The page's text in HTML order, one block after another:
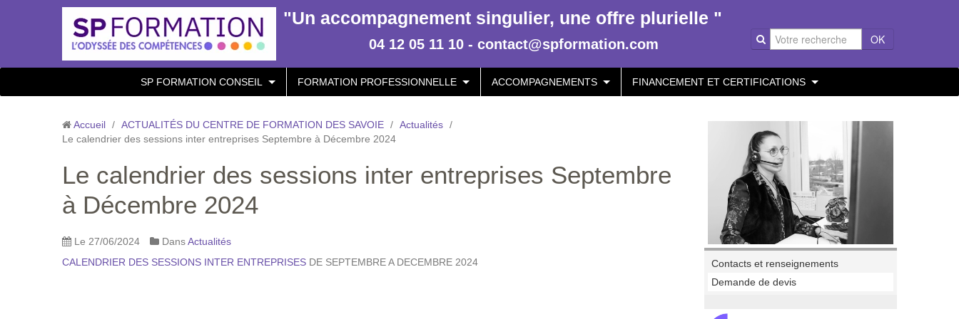
OK
"Un accompagnement singulier, une offre plurielle "
04 12 05 11 10 - contact@spformation.com
SP FORMATION CONSEIL FORMATION PROFESSIONNELLE ACCOMPAGNEMENTS FINANCEMENT ET CERTIFICATIONS
Accueil / ACTUALITÉS DU CENTRE DE FORMATION DES SAVOIE / Actualités /
Le calendrier des sessions inter entreprises Septembre à Décembre 2024
Le calendrier des sessions inter entreprises Septembre
à Décembre 2024
Le 27/06/2024 DansActualités
CALENDRIER DES SESSIONS INTER ENTREPRISES DE SEPTEMBRE A DECEMBRE 2024
Contacts et renseignements
Demande de devis